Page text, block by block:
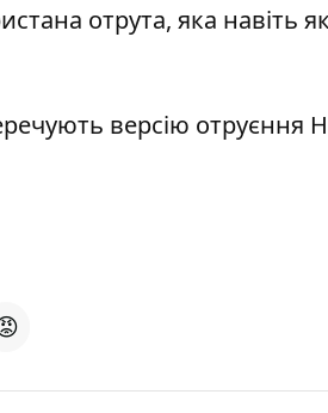
отрута, яка навіть
версію